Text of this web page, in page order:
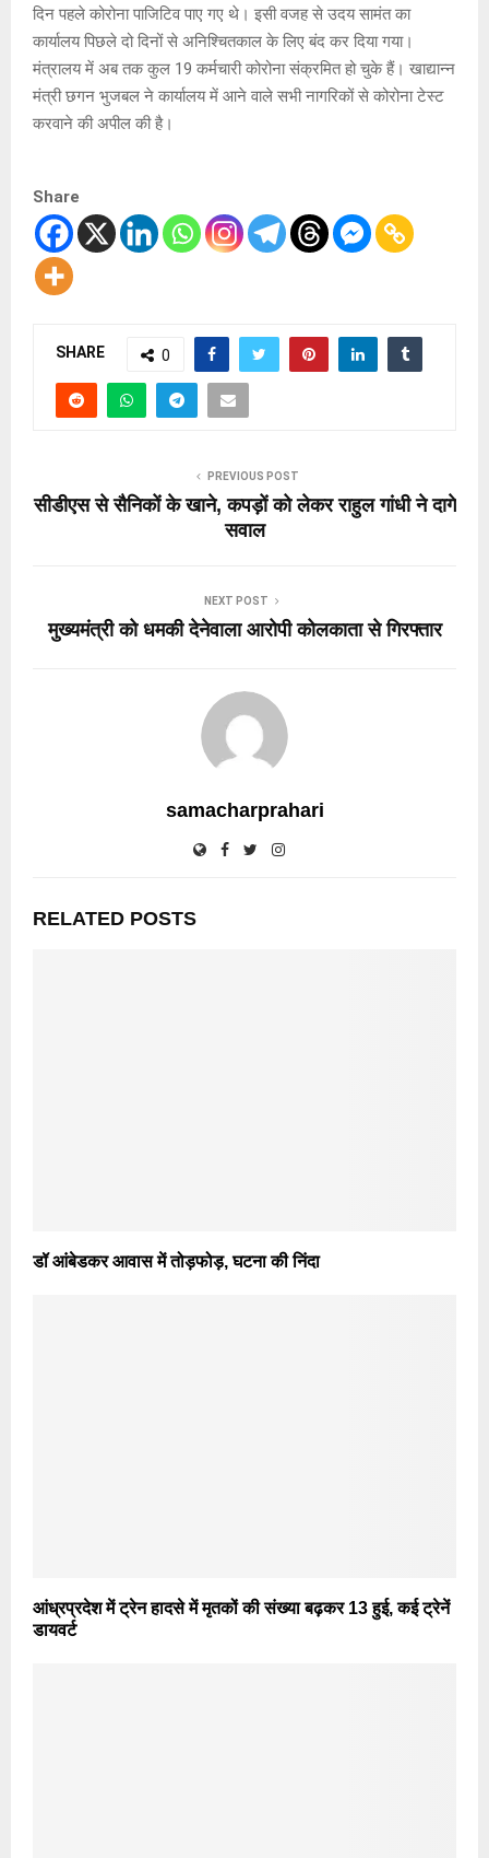
दिन पहले कोरोना पाजिटिव पाए गए थे। इसी वजह से उदय सामंत का
कार्यालय पिछले दो दिनों से अनिश्चितकाल के लिए बंद कर दिया गया।
मंत्रालय में अब तक कुल 19 कर्मचारी कोरोना संक्रमित हो चुके हैं। खाद्यान्न
मंत्री छगन भुजबल ने कार्यालय में आने वाले सभी नागरिकों से कोरोना टेस्ट
करवाने की अपील की है।
Share
SHARE 0
PREVIOUS POST
सीडीएस से सैनिकों के खाने, कपड़ों को लेकर राहुल गांधी ने दागे
सवाल
NEXT POST
मुख्यमंत्री को धमकी देनेवाला आरोपी कोलकाता से गिरफ्तार
samacharprahari
RELATED POSTS
डॉ आंबेडकर आवास में तोड़फोड़, घटना की निंदा
आंध्रप्रदेश में ट्रेन हादसे में मृतकों की संख्या बढ़कर 13 हुई, कई ट्रेनें
डायवर्ट